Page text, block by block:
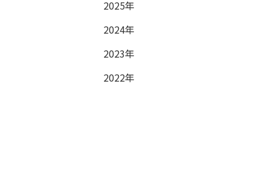
2025年
2024年
2023年
2022年